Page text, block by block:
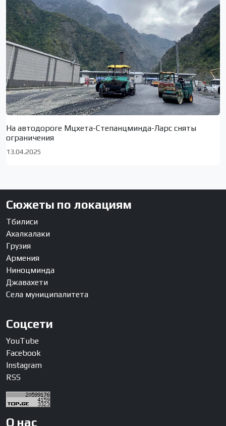
На автодороге Мцхета-Степанцминда-Ларс сняты
ограничения
13.04.2025
Сюжеты по локациям
Тбилиси
Ахалкалаки
Грузия
Армения
Ниноцминда
Джавахети
Села муниципалитета
Соцсети
YouTube
Facebook
Instagram
RSS
О нас